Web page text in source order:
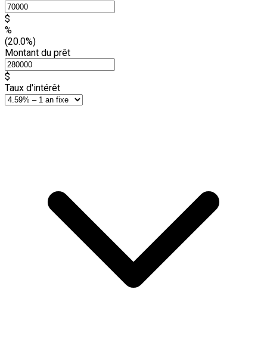
$
%
(20.0%)
Montant du prêt
$
Taux d'intérêt